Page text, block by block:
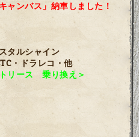
ャンバス」納車しました！
タルシャイン
・ドラレコ・他
リース 乗り換え＞